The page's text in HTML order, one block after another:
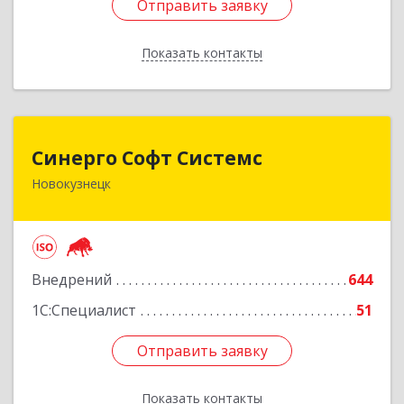
Отправить заявку
Показать контакты
Отправить заявку
Назад
Синерго Софт Системс
Новокузнецк
Внедрений
644
1С:Специалист
51
Отправить заявку
Показать контакты
Синерго Софт Системс
654005, Кемеровская обл, Новокузнецк г,
Отправить заявку
Назад